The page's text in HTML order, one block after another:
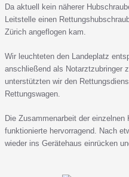
Da aktuell kein näherer
Leitstelle einen
Zürich angeflogen kam.
Wir leuchteten den Landeplatz
anschließend als Notarztzubringer
unterstützten wir den
Rettungswagen.
Die Zusammenarbeit der
funktionierte hervorragend. Nach
wieder ins Gerätehaus einrücken